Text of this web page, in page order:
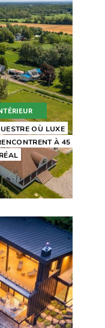
OÙ LUXE
À 45